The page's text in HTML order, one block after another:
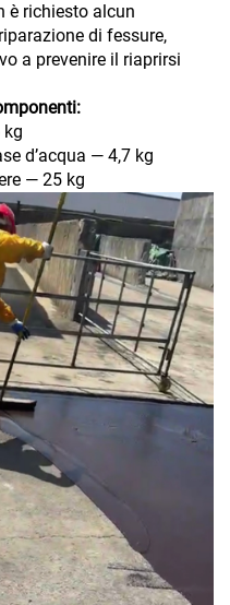
è richiesto alcun
di fessure,
a prevenire il riaprirsi
kg
d’acqua — 4,7 kg
— 25 kg